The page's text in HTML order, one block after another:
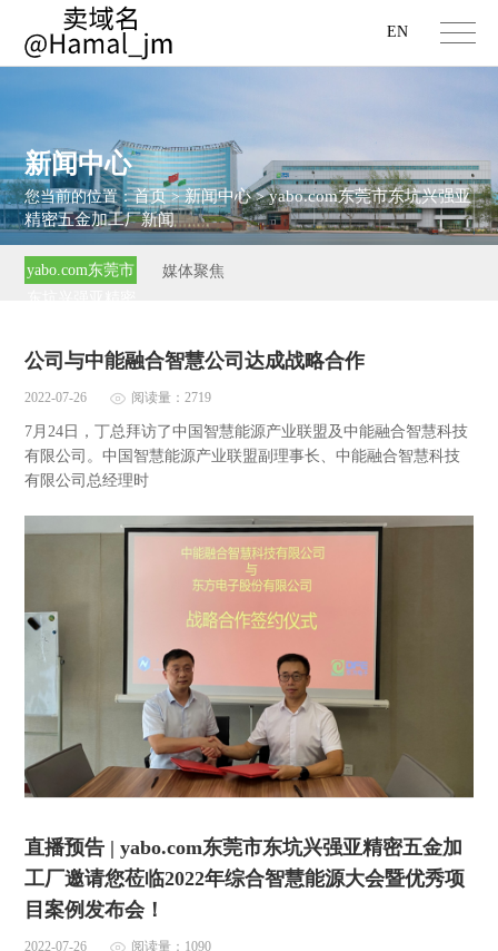
EN
新闻中心
您当前的位置：首页>新闻中心>yabo.com东莞市东坑兴强亚
精密五金加工厂新闻
yabo.com东莞市
媒体聚焦
公司与中能融合智慧公司达成战略合作
2022-07-26 阅读量：2719
7月24日，丁总拜访了中国智慧能源产业联盟及中能融合智慧科技
有限公司。中国智慧能源产业联盟副理事长、中能融合智慧科技
有限公司总经理时
直播预告 | yabo.com东莞市东坑兴强亚精密五金加
工厂邀请您莅临2022年综合智慧能源大会暨优秀项
目案例发布会！
2022-07-26 阅读量：1090